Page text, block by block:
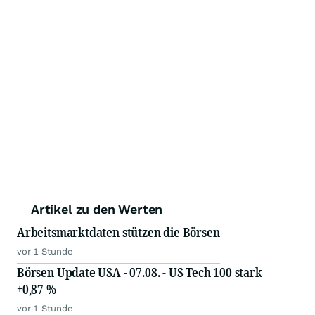
Artikel zu den Werten
Arbeitsmarktdaten stützen die Börsen
vor 1 Stunde
Börsen Update USA - 07.08. - US Tech 100 stark
+0,87 %
vor 1 Stunde